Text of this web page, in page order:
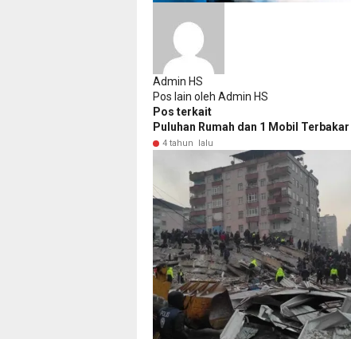
Admin HS
Pos lain oleh Admin HS
Pos terkait
Puluhan Rumah dan 1 Mobil
4 tahun lalu